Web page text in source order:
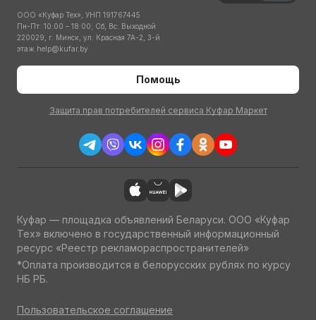
ООО «Куфар Тех», УНП 191767445
Пн-Пт: 10:00 – 18:00; Сб, Вс: Выходной
220029, г. Минск, ул. Красная 7А-2, 3-й
этаж help@kufar.by
Помощь
Защита прав потребителей сервиса Куфар Маркет
Куфар — площадка объявлений Беларуси. ООО «Куфар
Тех» включено в государственный информационный
ресурс «Реестр рекламораспространителей»
*Оплата производится в белорусских рублях по курсу
НБ РБ.
Пользовательское соглашение